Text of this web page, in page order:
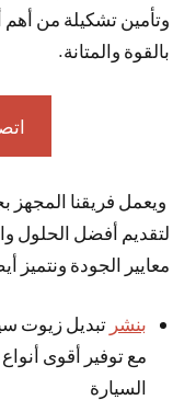
وتأمين تشكيلة من أهم
بالقوة والمتانة.
اتصل
ويعمل فريقنا المجهز
لتقديم أفضل الحلول
معايير الجودة ونتميز
بنشر تبديل زيوت
مع توفير أقوى
السيارة